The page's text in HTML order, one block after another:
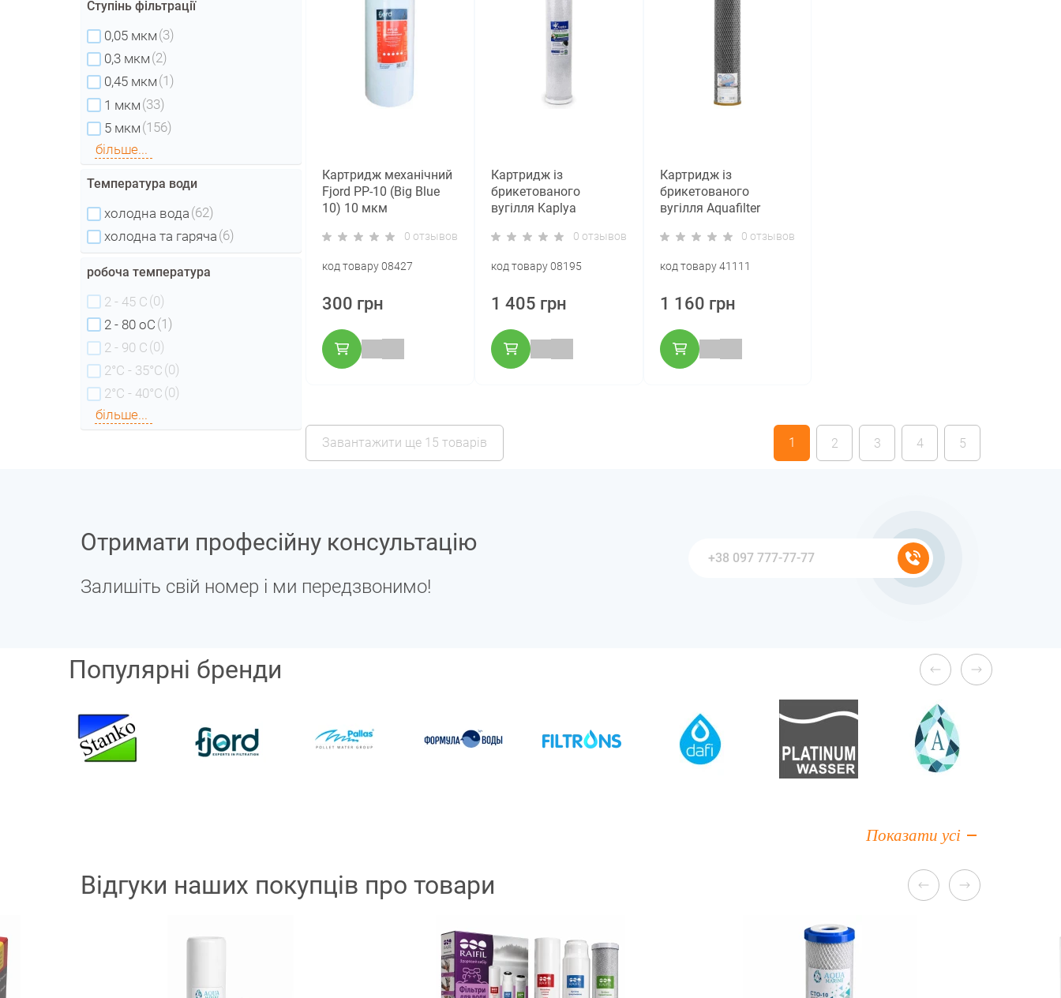
Ступінь фільтрації
0,05 мкм (3)
0,3 мкм (2)
0,45 мкм (1)
1 мкм (33)
5 мкм (156)
більше...
Температура води
холодна вода (62)
холодна та гаряча (6)
робоча температура
2 - 45 С (0)
2 - 80 оС (1)
2 - 90 С (0)
2°C - 35°C (0)
2°C - 40°C (0)
більше...
Картридж механічний
Fjord PP-10 (Big Blue
10) 10 мкм
0 отзывов
код товару 08427
300 грн
Картридж із
брикетованого
вугілля Kaplya
0 отзывов
код товару 08195
1 405 грн
Картридж із
брикетованого
вугілля Aquafilter
20)
0 отзывов
код товару 41111
1 160 грн
Завантажити ще 15 товарів 1 2 3 4 5
Отримати професійну консультацію
Залишіть свій номер і ми передзвонимо!
Популярні бренди
Показати усі
Відгуки наших покупців про товари